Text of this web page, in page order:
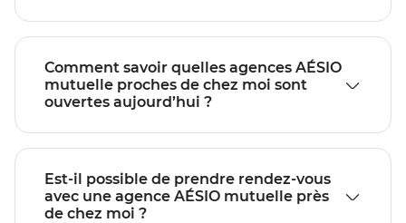
Comment savoir quelles agences AÉSIO
mutuelle proches de chez moi sont
ouvertes aujourd’hui ?
Est-il possible de prendre rendez-vous
avec une agence AÉSIO mutuelle près
de chez moi ?